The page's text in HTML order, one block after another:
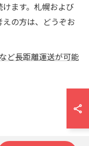
ます。札幌および
の方は、どうぞお
ど長距離運送が可能